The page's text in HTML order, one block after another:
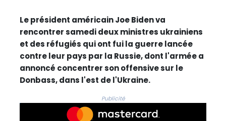
Le président américain Joe Biden va
rencontrer samedi deux ministres ukrainiens
et des réfugiés qui ont fui la guerre lancée
contre leur pays par la Russie, dont l'armée a
annoncé concentrer son offensive sur le
Donbass, dans l'est de l'Ukraine.
Publicité